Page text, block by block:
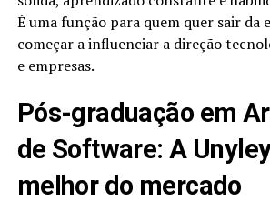
É uma função para quem quer sair da
começar a influenciar a direção
e empresas.
Pós-graduação em
de Software: A
melhor do mercado